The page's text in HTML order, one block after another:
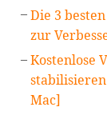
Die 3
zur
Kostenlose
Mac]